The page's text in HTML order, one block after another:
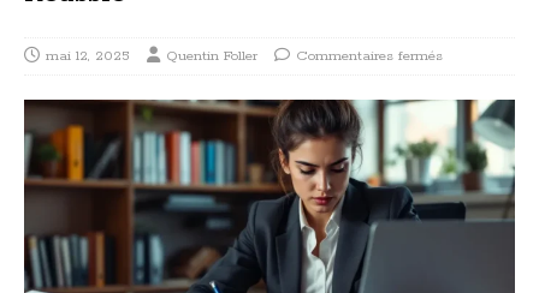
mai 12, 2025 Quentin Foller Commentaires fermés